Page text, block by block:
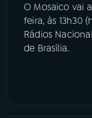
O Mosaico vai
feira, às 13h30
Rádios
de Brasília.